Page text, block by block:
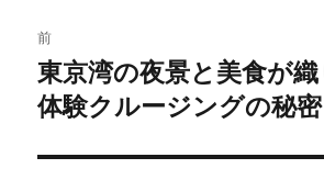
稿
ナ
ビ
前
前
の
稿:
東京湾の夜景と美食が
体験クルージングの秘密